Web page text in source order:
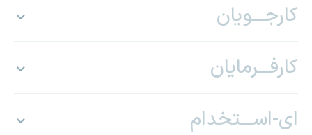
کارجـــویان
کارفـــرمایان
ای-اســـتخدام